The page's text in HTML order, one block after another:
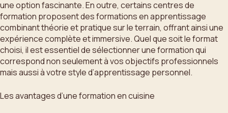
une option fascinante. En outre, certains centres de
formation proposent des formations en apprentissage
combinant théorie et pratique sur le terrain, offrant ainsi une
expérience complète et immersive. Quel que soit le format
choisi, il est essentiel de sélectionner une formation qui
correspond non seulement à vos objectifs professionnels
mais aussi à votre style d’apprentissage personnel.
Les avantages d’une formation en cuisine